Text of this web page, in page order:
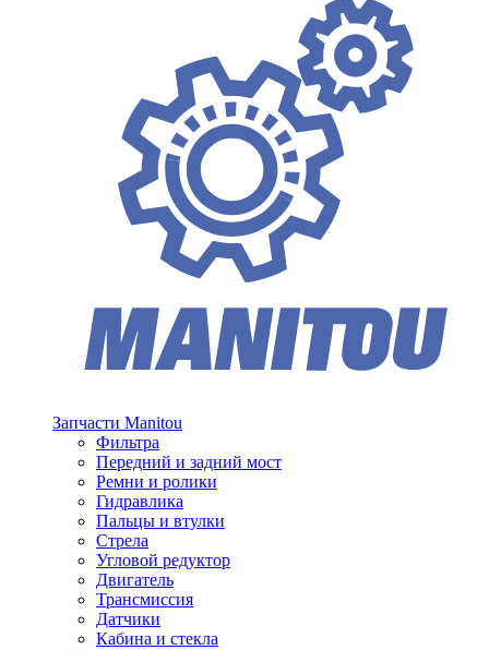
Запчасти Manitou
Фильтра
Передний и задний мост
Ремни и ролики
Гидравлика
Пальцы и втулки
Стрела
Угловой редуктор
Двигатель
Трансмиссия
Датчики
Кабина и стекла